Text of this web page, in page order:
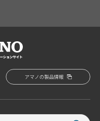
アマノの製品情報